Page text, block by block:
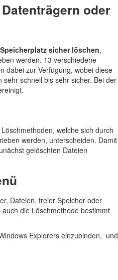
oder
sicher löschen,
werden. 13 verschiedene
dabei zur Verfügung, wobei diese
schnell bis sehr sicher. Bei der
welche sich durch
werden, unterscheiden. Damit
gelöschten Dateien
Dateien, freier Speicher oder
die Löschmethode bestimmt
Explorers einzubinden, und